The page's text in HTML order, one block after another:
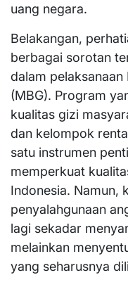
uang negara.
Belakangan,
berbagai sorotan
dalam
(MBG). Program
kualitas gizi
dan kelompok
satu instrumen
memperkuat
Indonesia. Namun,
penyalahgunaan
lagi sekadar
melainkan
yang seharusnya